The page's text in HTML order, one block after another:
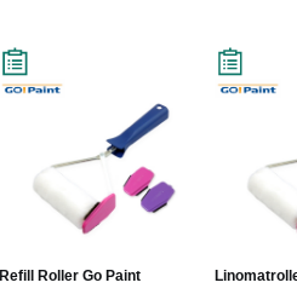
Refill Roller Go Paint